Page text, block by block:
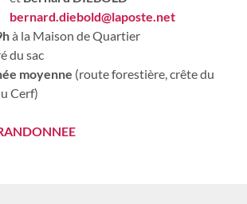
bernard.diebold@laposte.net
à la Maison de Quartier
du sac
moyenne (route forestière, crête du
Cerf)